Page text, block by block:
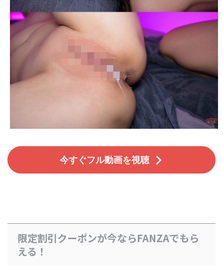
今すぐフル動画を視聴
限定割引クーポンが今ならFANZAでもら
える！